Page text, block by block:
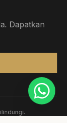
Dapatkan